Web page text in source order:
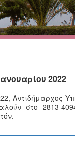
2022
, Αντιδήμαρχος
στο 2813-